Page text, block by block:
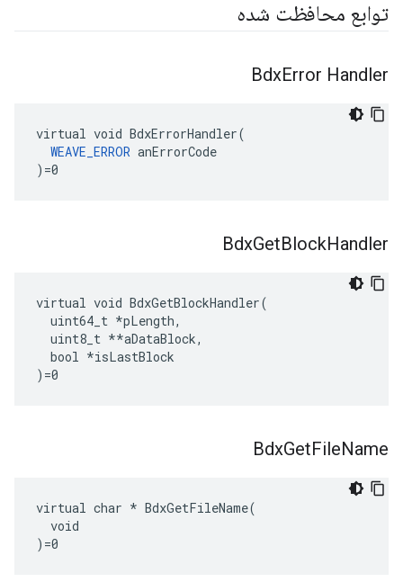
توابع محافظت شده
BdxError Handler
virtual void BdxErrorHandler(
WEAVE_ERROR anErrorCode
)=0
BdxGetBlockHandler
virtual void BdxGetBlockHandler(
  uint64_t
*pLength,
  uint8_t *
*aDataBlock,
  bool *isLastBlock
)=0
BdxGetFileName
virtual char * BdxGetFileName(
  void
)=0